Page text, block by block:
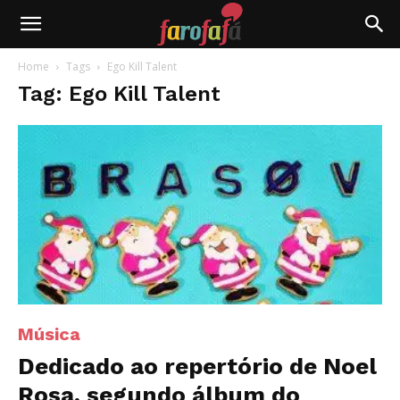
Farofafá
Home Tags Ego Kill Talent
Tag: Ego Kill Talent
Música
Dedicado ao repertório de Noel